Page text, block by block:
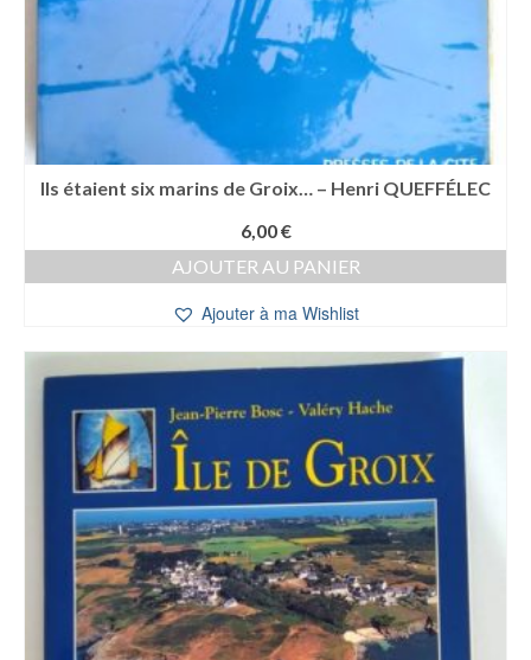
Ils étaient six marins de Groix… – Henri QUEFFÉLEC
6,00€
AJOUTER AU PANIER
Ajouter à ma Wishlist